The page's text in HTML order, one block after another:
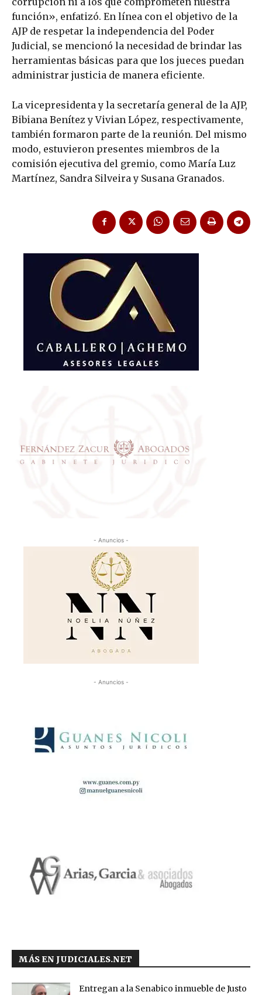
función», enfatizó. En línea con el objetivo de la
AJP de respetar la independencia del Poder
Judicial, se mencionó la necesidad de brindar las
herramientas básicas para que los jueces puedan
administrar justicia de manera eficiente.
La vicepresidenta y la secretaría general de la AJP,
Bibiana Benítez y Vivian López, respectivamente,
también formaron parte de la reunión. Del mismo
modo, estuvieron presentes miembros de la
comisión ejecutiva del gremio, como María Luz
Martínez, Sandra Silveira y Susana Granados.
- Anuncios -
- Anuncios -
MÁS EN JUDICIALES.NET
Entregan a la Senabico inmueble de Justo